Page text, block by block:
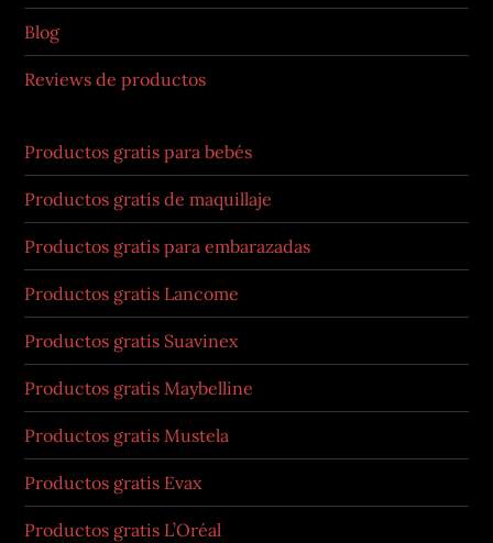
Blog
Reviews de productos
Productos gratis para bebés
Productos gratis de maquillaje
Productos gratis para embarazadas
Productos gratis Lancome
Productos gratis Suavinex
Productos gratis Maybelline
Productos gratis Mustela
Productos gratis Evax
Productos gratis L’Oréal